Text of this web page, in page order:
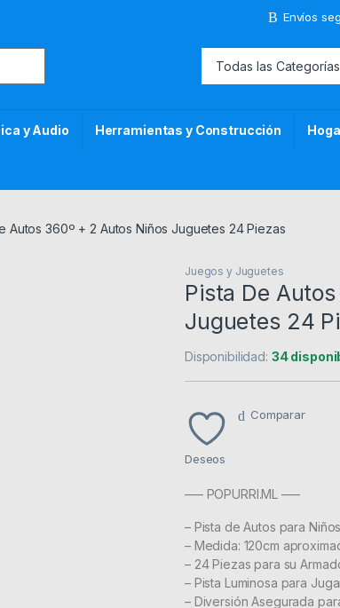
Envíos
y Audio Herramientas y Construcción
Autos 360º + 2 Autos Niños Juguetes 24 Piezas
Juegos y Juguetes
Pista De
Juguetes 24
Disponibilidad: 34
Deseos
Comparar
—– POPURRI.ML —–
– Pista de Autos para
– Medida: 120cm
– 24 Piezas para su
– Pista Luminosa para
– Diversión Asegurada